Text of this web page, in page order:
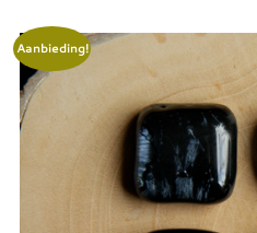
Aanbieding!